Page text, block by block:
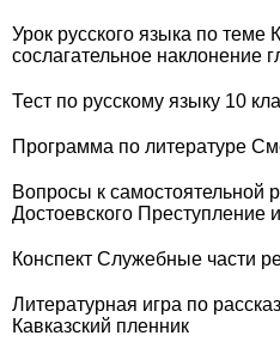
Урок русского языка по теме
сослагательное наклонение
Тест по русскому языку 10
Программа по литературе
Вопросы к самостоятельной
Достоевского Преступление
Конспект Служебные части
Литературная игра по
Кавказский пленник